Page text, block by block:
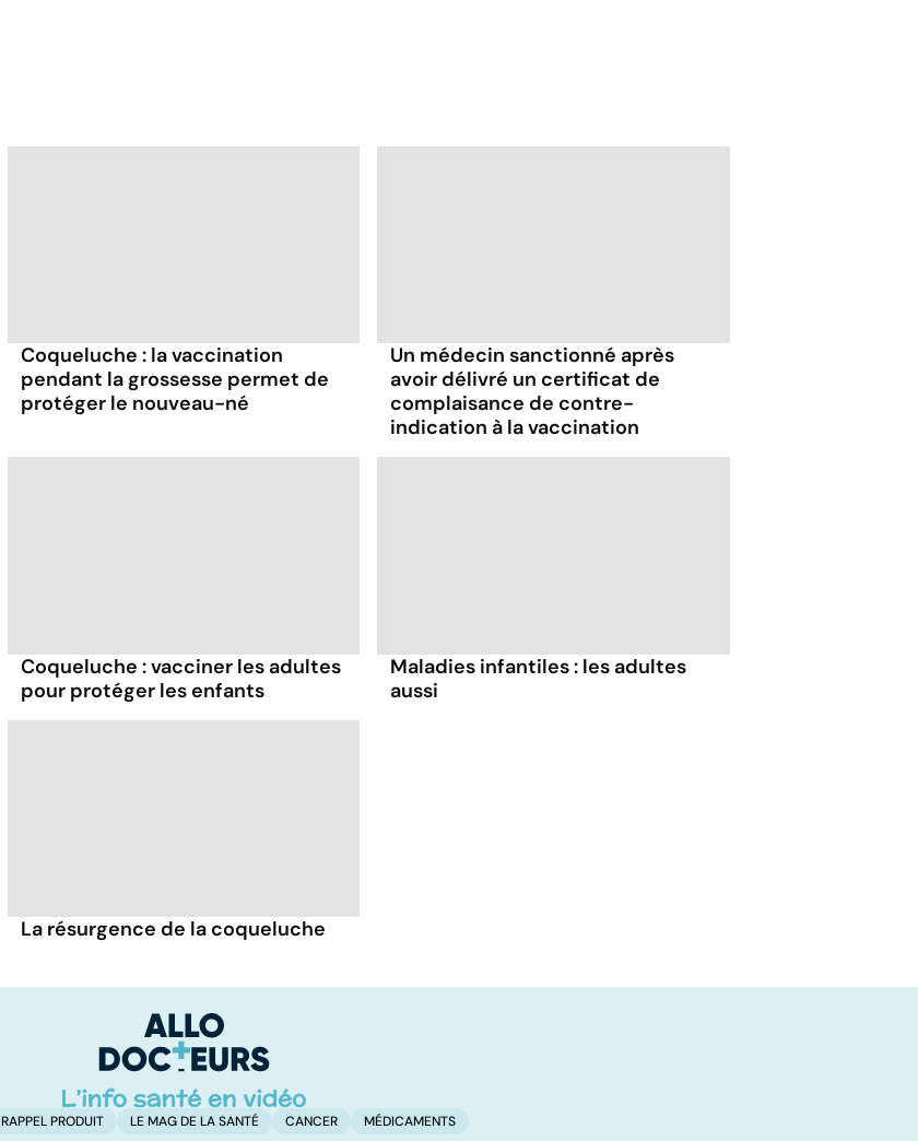
Coqueluche : la vaccination
pendant la grossesse permet de
protéger le nouveau-né
Un médecin sanctionné après
avoir délivré un certificat de
complaisance de contre-
indication à la vaccination
Coqueluche : vacciner les adultes
pour protéger les enfants
Maladies infantiles : les adultes
aussi
La résurgence de la coqueluche
RAPPEL PRODUIT LE MAG DE LA SANTÉ CANCER MÉDICAMENTS